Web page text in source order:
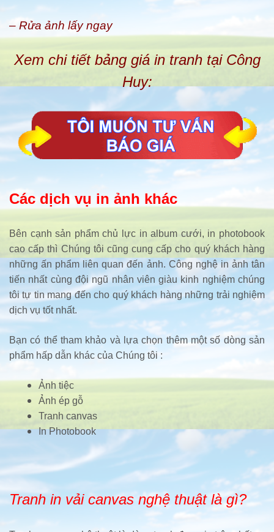
– Rửa ảnh lấy ngay
Xem chi tiết bảng giá in tranh tại Công
Huy:
Các dịch vụ in ảnh khác
Bên cạnh sản phẩm chủ lực in album cưới, in photobook
cao cấp thì Chúng tôi cũng cung cấp cho quý khách hàng
những ấn phẩm liên quan đến ảnh. Công nghệ in ảnh tân
tiến nhất cùng đội ngũ nhân viên giàu kinh nghiệm chúng
tôi tự tin mang đến cho quý khách hàng những trải nghiệm
dịch vụ tốt nhất.
Bạn có thể tham khảo và lựa chọn thêm một số dòng sản
phẩm hấp dẫn khác của Chúng tôi :
Ảnh tiệc
Ảnh ép gỗ
Tranh canvas
In Photobook
Tranh in vải canvas nghệ thuật là gì?